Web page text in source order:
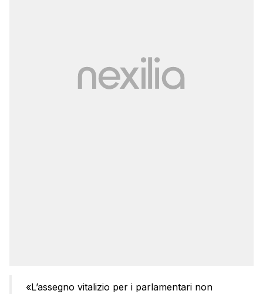
«L’assegno vitalizio per i parlamentari non